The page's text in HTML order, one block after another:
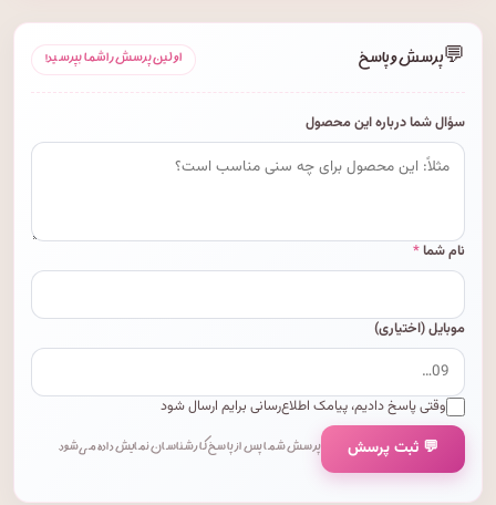
💬پرسش و پاسخ اولین پرسش را شما بپرسید!
سؤال شما درباره این محصول
نام شما*
موبایل (اختیاری)
وقتی پاسخ دادیم، پیامک اطلاع‌رسانی برایم ارسال شود
💬 ثبت پرسش پرسش شما پس از پاسخ کارشناسان نمایش داده می‌شود.